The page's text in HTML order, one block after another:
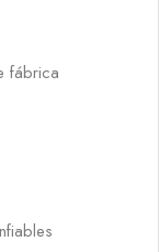
fábrica